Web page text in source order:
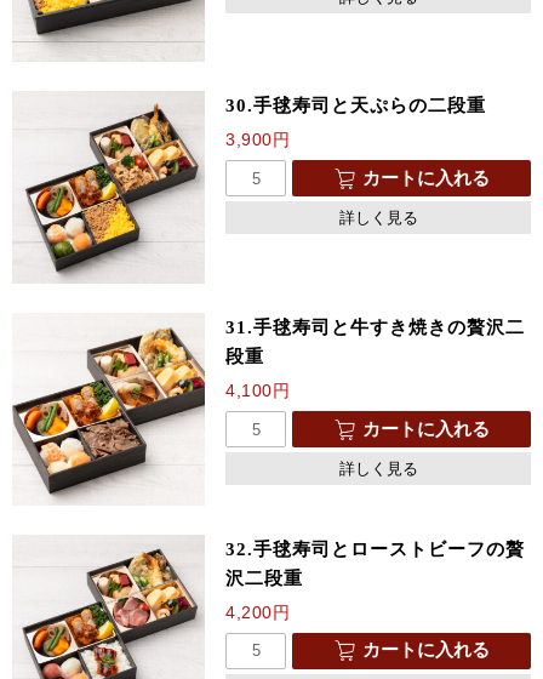
30.手毬寿司と天ぷらの二段重
3,900円
カートに入れる
詳しく見る
31.手毬寿司と牛すき焼きの贅沢二
段重
4,100円
カートに入れる
詳しく見る
32.手毬寿司とローストビーフの贅
沢二段重
4,200円
カートに入れる